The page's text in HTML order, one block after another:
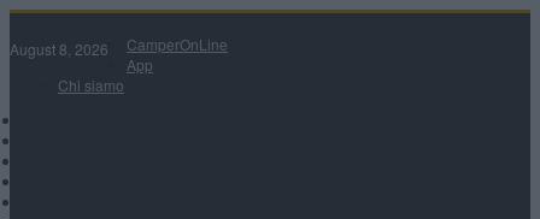
August 8, 2026
CamperOnLine
App
Chi siamo